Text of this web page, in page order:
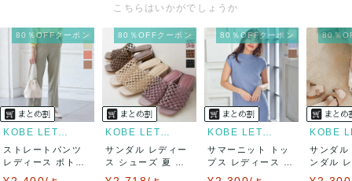
こちらはいかがでしょうか
80％OFFクーポン
KOBE LETTUCE
ストレートパンツ
レディース ボトム
80％OFFクーポン
KOBE LETTUCE
サンダル レディー
ス シューズ 夏 メ
80％OFFクーポン
KOBE LETTUCE
サマーニット トッ
プス レディース 夏
80％
サンダル
ンダル